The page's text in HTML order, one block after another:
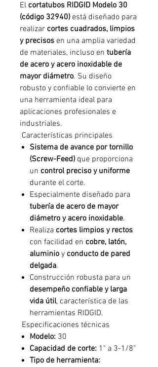
El cortatubos RIDGID Modelo 30
(código 32940) está diseñado para
realizar cortes cuadrados, limpios
y precisos en una amplia variedad
de materiales, incluso en tubería
de acero y acero inoxidable de
mayor diámetro. Su diseño
robusto y confiable lo convierte en
una herramienta ideal para
aplicaciones profesionales e
industriales.
Características principales
Sistema de avance por tornillo
(Screw-Feed) que proporciona
un control preciso y uniforme
durante el corte.
Especialmente diseñado para
tubería de acero de mayor
diámetro y acero inoxidable.
Realiza cortes limpios y rectos
con facilidad en cobre, latón,
aluminio y conducto de pared
delgada.
Construcción robusta para un
desempeño confiable y larga
vida útil, característica de las
herramientas RIDGID.
Especificaciones técnicas
Modelo: 30
Capacidad de corte: 1" a 3-1/8"
Tipo de herramienta: